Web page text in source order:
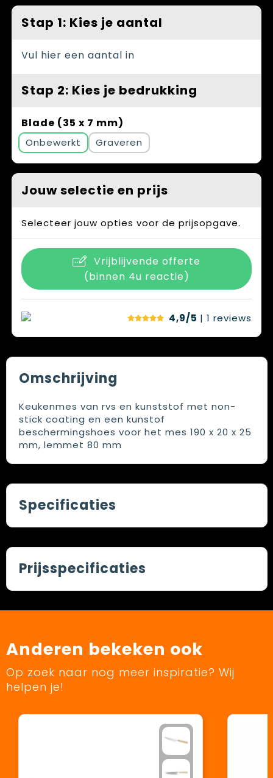
Klokken, horloges en weerstations
Lampen en Gereedschap
Persoonlijke verzorging
Reisbenodigdheden
Schrijfwaren
Sleutelhangers en Lanyards
Snoepgoed
Spellen voor binnen en buiten
Themapakketten
Waterflesjes
Schoenen
Blazers
Kledingaccessoires
Handschoenen en Sjaals
Caps, Hoeden en Mutsen
Ondergoed, Sokken en Nachtkleding
Sportkleding
Vesten
Bedrijfskleding
Vastgoed
Zorg
Stap 1: Kies je aantal
Vul hier een aantal in
Stap 2: Kies je bedrukking
Blade (35 x 7 mm)
Onbewerkt Graveren
Jouw selectie en prijs
Selecteer jouw opties voor de prijsopgave.
Vrijblijvende offerte
(binnen 4u reactie)
4,9/5 | 1 reviews
Omschrijving
Keukenmes van rvs en kunststof met non-
stick coating en een kunstof
beschermingshoes voor het mes 190 x 20 x 25
mm, lemmet 80 mm
Specificaties
Prijsspecificaties
Anderen bekeken ook
Op zoek naar nog meer inspiratie? Wij
helpen je!